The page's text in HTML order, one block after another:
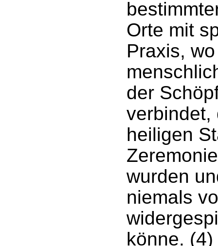
Orte mit
Praxis,
der
verbindet,
heiligen
wurden
niemals
könne.